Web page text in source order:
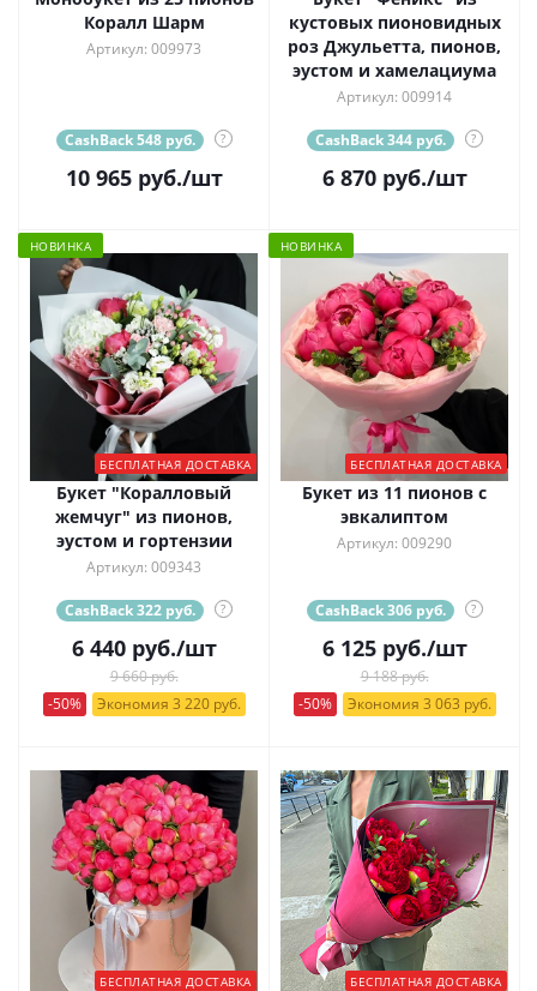
Коралл Шарм
Артикул: 009973
CashBack 548 руб. ?
10 965руб./шт
кустовых пионовидных
роз Джульетта, пионов,
эустом и хамелациума
Артикул: 009914
CashBack 344 руб. ?
6 870руб./шт
НОВИНКА
БЕСПЛАТНАЯ ДОСТАВКА
Букет "Коралловый
жемчуг" из пионов,
эустом и гортензии
Артикул: 009343
CashBack 322 руб. ?
6 440руб./шт
9 660 руб.
-50%
Экономия 3 220 руб.
НОВИНКА
БЕСПЛАТНАЯ ДОСТАВКА
Букет из 11 пионов с
эвкалиптом
Артикул: 009290
CashBack 306 руб. ?
6 125руб./шт
9 188 руб.
-50%
Экономия 3 063 руб.
БЕСПЛАТНАЯ ДОСТАВКА БЕСПЛАТНАЯ ДОСТАВКА